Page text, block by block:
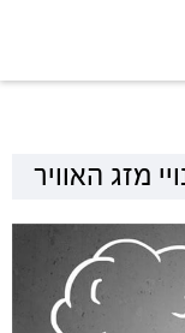
מזג האוויר